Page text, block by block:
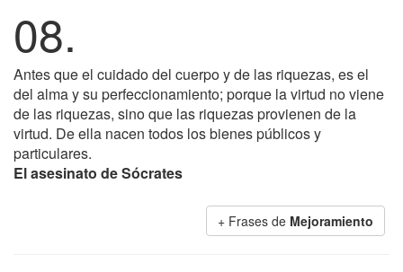
08.
Antes que el cuidado del cuerpo y de las riquezas, es el
del alma y su perfeccionamiento; porque la virtud no viene
de las riquezas, sino que las riquezas provienen de la
virtud. De ella nacen todos los bienes públicos y
particulares.
El asesinato de Sócrates
+ Frases de Mejoramiento